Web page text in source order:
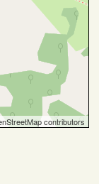
contributors